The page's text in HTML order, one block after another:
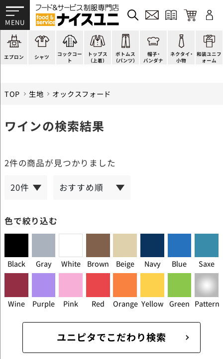
エプロン
かぶり型
スモック風
厨房用
ラップエプロン
シャツ
ピンタック
Tシャツ
ポロシャツ
和風シャツ(Asian)コックコー
ト
ショップコート
スタンダード
ファッション
キッズ
トップス
（上着）
法被(はっぴ)
調理白衣
カットソー
ジャンバー
ボトムス
（パンツ）
イージーパンツ
ワンピース
厨房シューズ
フロアシューズ
帽子・
バンダナ
洋帽子
コック帽
衛生帽子
ヘアネット
ネクタイ・
小物
ネクタイ
蝶ネクタイ
リボン・スカーフ
クロスタイ
和装ユニフ
ォーム
帯
草履、足袋など
着付小物
きもの
TOP 生地 オックスフォード
ワインの検索結果
2件の商品が見つかりました
色で絞り込む
Black Gray White Brown Beige Navy Blue Saxe
Wine Purple Pink Red Orange Yellow Green Pattern
ユニピタでこだわり検索